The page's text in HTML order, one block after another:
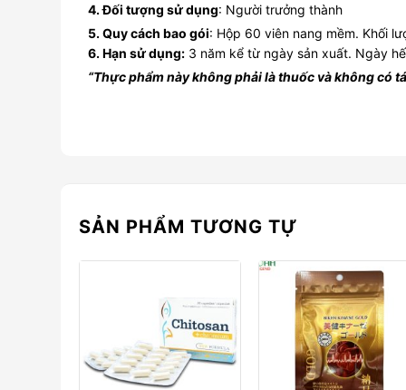
4. Đối tượng sử dụng: Người trưởng thành
5. Quy cách bao gói: Hộp 60 viên nang mềm. Khối
6. Hạn sử dụng: 3 năm kể từ ngày sản xuất. Ngày
“Thực phẩm này không phải là thuốc và không có
SẢN PHẨM TƯƠNG TỰ